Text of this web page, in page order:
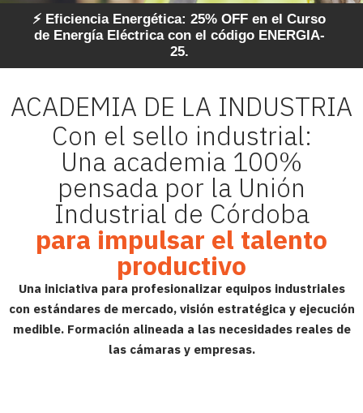
método práctico
con acompañamiento
Cursado online flexible, enfocado en casos
reales, herramientas y tableros de gestión.
Cursos de 1 mes o certificaciones de 4 meses,
con soporte y seguimiento para asegurar
implementación.
⚡ Eficiencia Energética: 25% OFF en el Curso
de Energía Eléctrica con el código ENERGIA-
25.
ACADEMIA DE LA INDUSTRIA
Con el sello industrial:
Una academia 100%
pensada por la Unión
Industrial de Córdoba
para impulsar el talento
productivo
Una iniciativa para profesionalizar equipos industriales
con estándares de mercado, visión estratégica y ejecución
medible. Formación alineada a las necesidades reales de
las cámaras y empresas.